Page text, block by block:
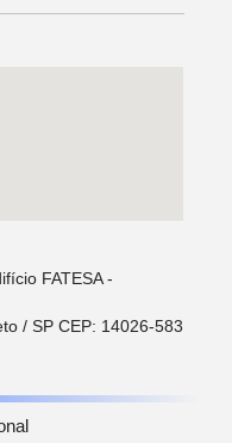
FATESA -
/ SP CEP: 14026-583